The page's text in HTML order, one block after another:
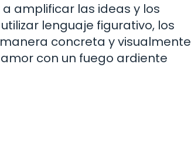
amplificar las ideas y los
lenguaje figurativo, los
concreta y visualmente
con un fuego ardiente